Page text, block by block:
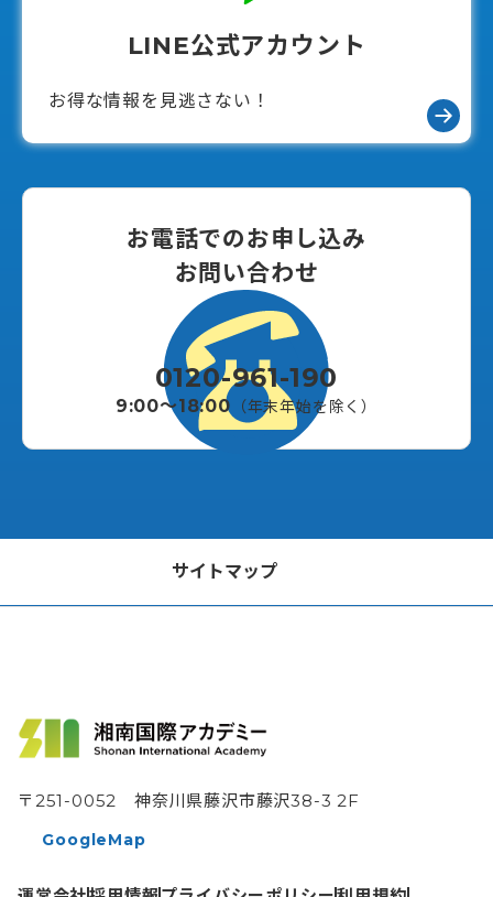
LINE公式アカウント
お得な情報を見逃さない！
お電話でのお申し込み
お問い合わせ
0120-961-190
9:00〜18:00 （年末年始を除く）
サイトマップ
トップページ
介護職員初任者研修
〒251-0052 神奈川県藤沢市藤沢38-3 2F
GoogleMap